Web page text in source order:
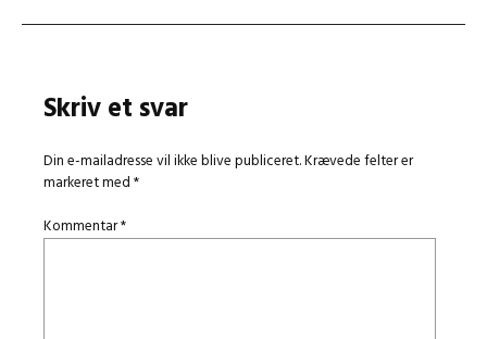
Skriv et svar
Din e-mailadresse vil ikke blive publiceret.Krævede felter er
markeret med*
Kommentar*